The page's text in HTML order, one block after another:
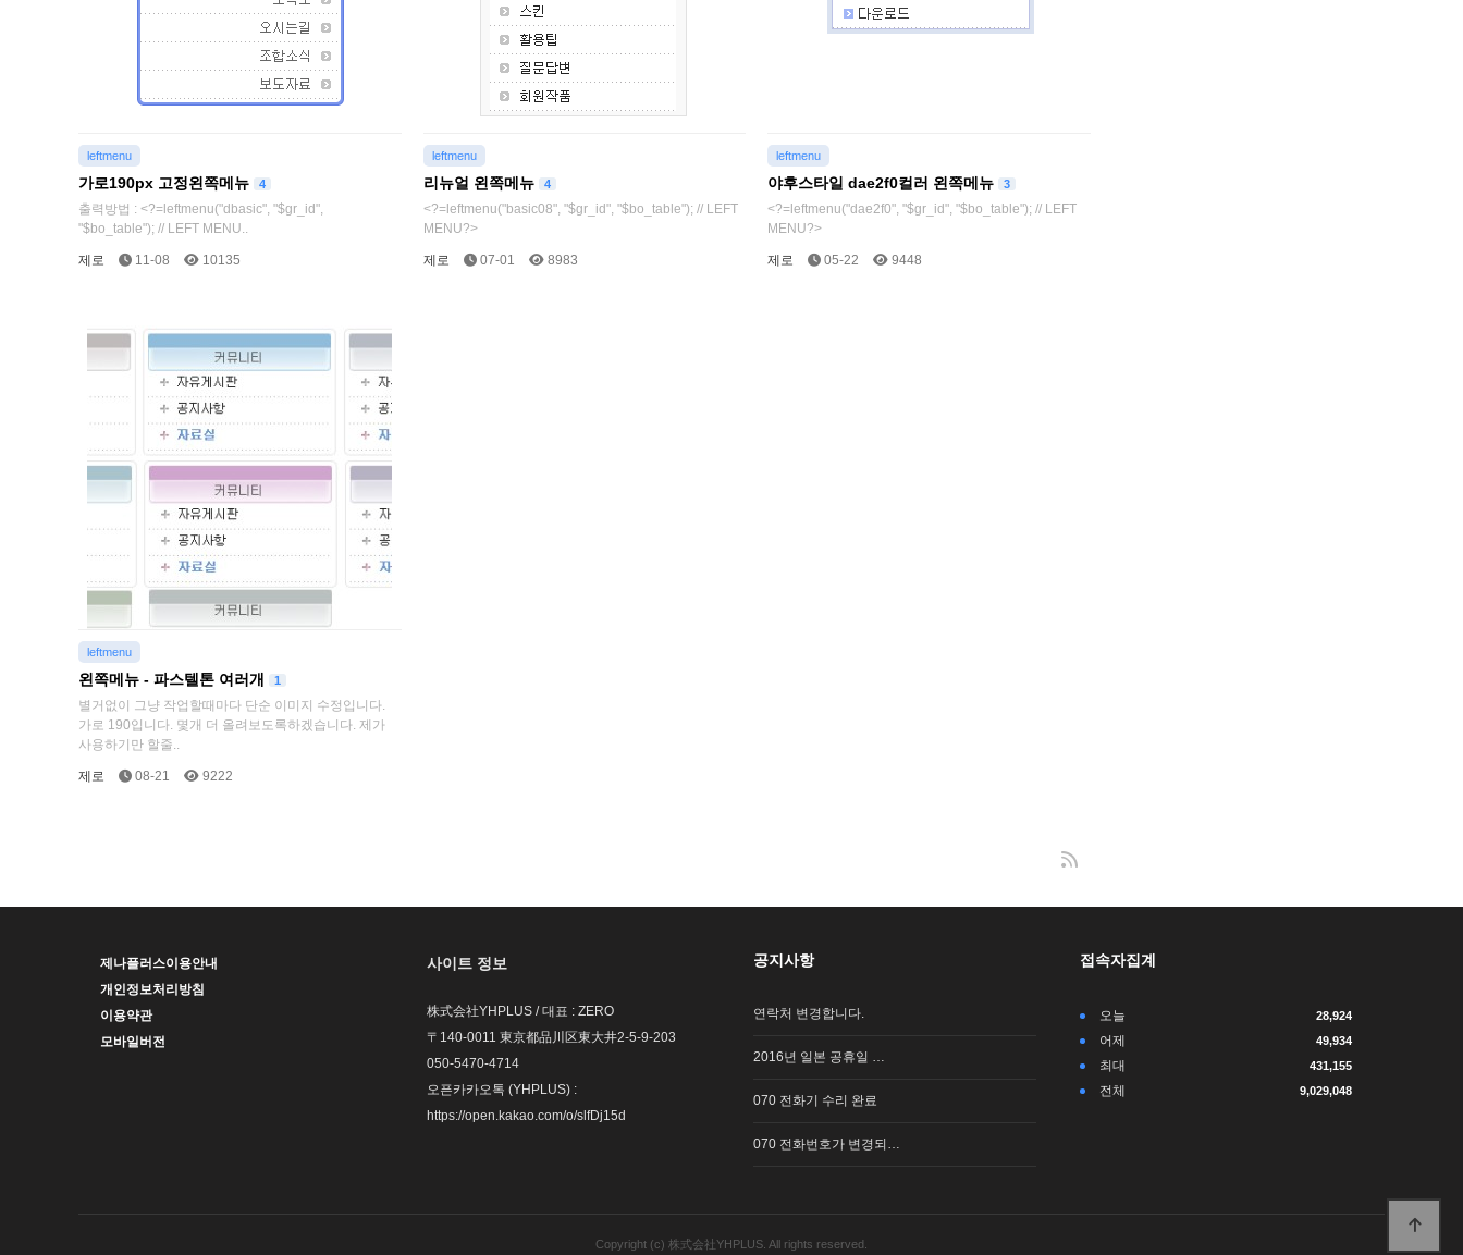
leftmenu
가로190px 고정왼쪽메뉴 4
출력방법 : <?=leftmenu("dbasic", "$gr_id",
"$bo_table"); // LEFT MENU..
제로 11-08 10135
leftmenu
리뉴얼 왼쪽메뉴 4
<?=leftmenu("basic08", "$gr_id", "$bo_table"); // LEFT
MENU?>
제로 07-01 8983
leftmenu
야후스타일 dae2f0컬러 왼쪽메뉴 3
<?=leftmenu("dae2f0", "$gr_id", "$bo_table"); // LEFT
MENU?>
제로 05-22 9448
leftmenu
왼쪽메뉴 - 파스텔톤 여러개 1
별거없이 그냥 작업할때마다 단순 이미지 수정입니다.
가로 190입니다. 몇개 더 올려보도록하겠습니다. 제가
사용하기만 할줄..
제로 08-21 9222
제나플러스이용안내
개인정보처리방침
이용약관
모바일버전
사이트 정보
株式会社YHPLUS / 대표 : ZERO
〒140-0011 東京都品川区東大井2-5-9-203
050-5470-4714
오픈카카오톡 (YHPLUS) :
https://open.kakao.com/o/slfDj15d
공지사항
연락처 변경합니다.
2016년 일본 공휴일 …
070 전화기 수리 완료
070 전화번호가 변경되…
접속자집계
오늘 28,924
어제 49,934
최대 431,155
전체 9,029,048
Copyright (c) 株式会社YHPLUS. All rights reserved.